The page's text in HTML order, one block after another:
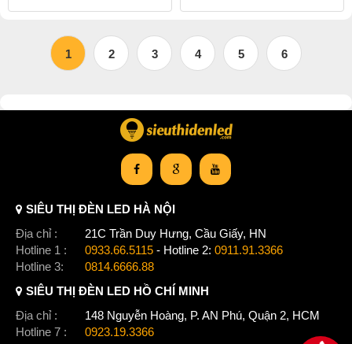
1 2 3 4 5 6
SIÊU THỊ ĐÈN LED HÀ NỘI
Địa chỉ :
21C Trần Duy Hưng, Cầu Giấy, HN
Hotline 1 :
0933.66.5115 - Hotline 2: 0911.91.3366
Hotline 3:
0814.6666.88
SIÊU THỊ ĐÈN LED HỒ CHÍ MINH
Địa chỉ :
148 Nguyễn Hoàng, P. AN Phú, Quận 2, HCM
Hotline 7 :
0923.19.3366